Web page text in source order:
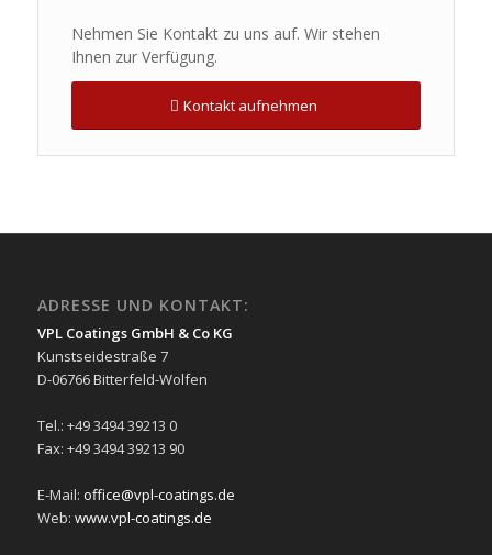
Nehmen Sie Kontakt zu uns auf. Wir stehen
Ihnen zur Verfügung.
Kontakt aufnehmen
ADRESSE UND KONTAKT:
VPL Coatings GmbH & Co KG
Kunstseidestraße 7
D-06766 Bitterfeld-Wolfen
Tel.: +49 3494 39213 0
Fax: +49 3494 39213 90
E-Mail: office@vpl-coatings.de
Web: www.vpl-coatings.de